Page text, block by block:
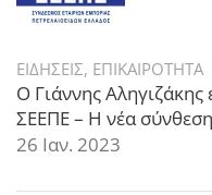
ΕΙΔΗΣΕΙΣ, ΕΠΙΚΑΙΡΟΤΗΤΑ
Ο Γιάννης
ΣΕΕΠΕ – Η νέα
26 Ιαν. 2023